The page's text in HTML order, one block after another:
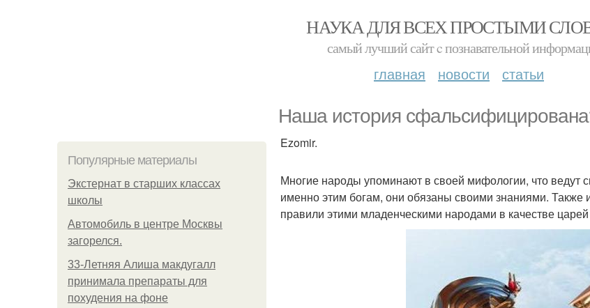
НАУКА ДЛЯ ВСЕХ ПРОСТЫМИ
самый лучший сайт c познавательной
главная новости статьи
Наша история
Популярные материалы
Экстернат в старших классах
школы
Автомобиль в центре Москвы
загорелся.
33-Летняя Алиша макдугалл
принимала препараты для
похудения на фоне
Ezomir.
Многие народы упоминают в своей мифологии, что
именно этим богам, они обязаны своими знаниями.
правили этими младенческими народами в качестве